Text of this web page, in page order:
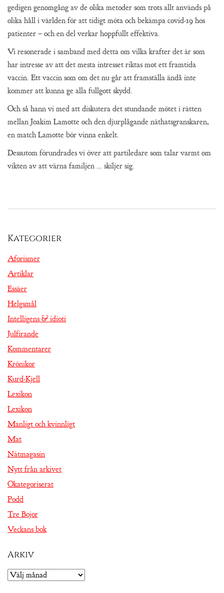
gedigen genomgång av de olika metoder som trots allt används på
olika håll i världen för att tidigt möta och bekämpa covid-19 hos
patienter – och en del verkar hoppfullt effektiva.
Vi resonerade i samband med detta om vilka krafter det är som
har intresse av att det mesta intresset riktas mot ett framtida
vaccin. Ett vaccin som om det nu går att framställa ändå inte
kommer att kunna ge alla fullgott skydd.
Och så hann vi med att diskutera det stundande mötet i rätten
mellan Joakim Lamotte och den djurplågande näthatsgranskaren,
en match Lamotte bör vinna enkelt.
Dessutom förundrades vi över att partiledare som talar varmt om
vikten av att värna familjen … skiljer sig.
Kategorier
Aforismer
Artiklar
Essäer
Helgsmål
Intelligens & idioti
Julfirande
Kommentarer
Krönikor
Kurd-Kjell
Lexikon
Lexikon
Manligt och kvinnligt
Mat
Nätmagasin
Nytt från arkivet
Okategoriserat
Podd
Tre Bojor
Veckans bok
Arkiv
Arkiv